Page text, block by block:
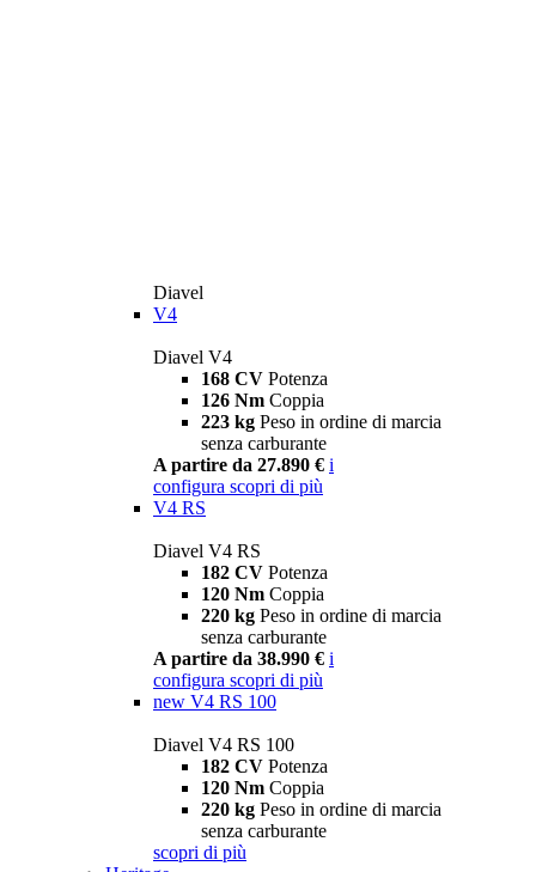
Diavel
V4
Diavel V4
168 CV Potenza
126 Nm Coppia
223 kg Peso in ordine di marcia
senza carburante
A partire da 27.890 € i
configura scopri di più
V4 RS
Diavel V4 RS
182 CV Potenza
120 Nm Coppia
220 kg Peso in ordine di marcia
senza carburante
A partire da 38.990 € i
configura scopri di più
new V4 RS 100
Diavel V4 RS 100
182 CV Potenza
120 Nm Coppia
220 kg Peso in ordine di marcia
senza carburante
scopri di più